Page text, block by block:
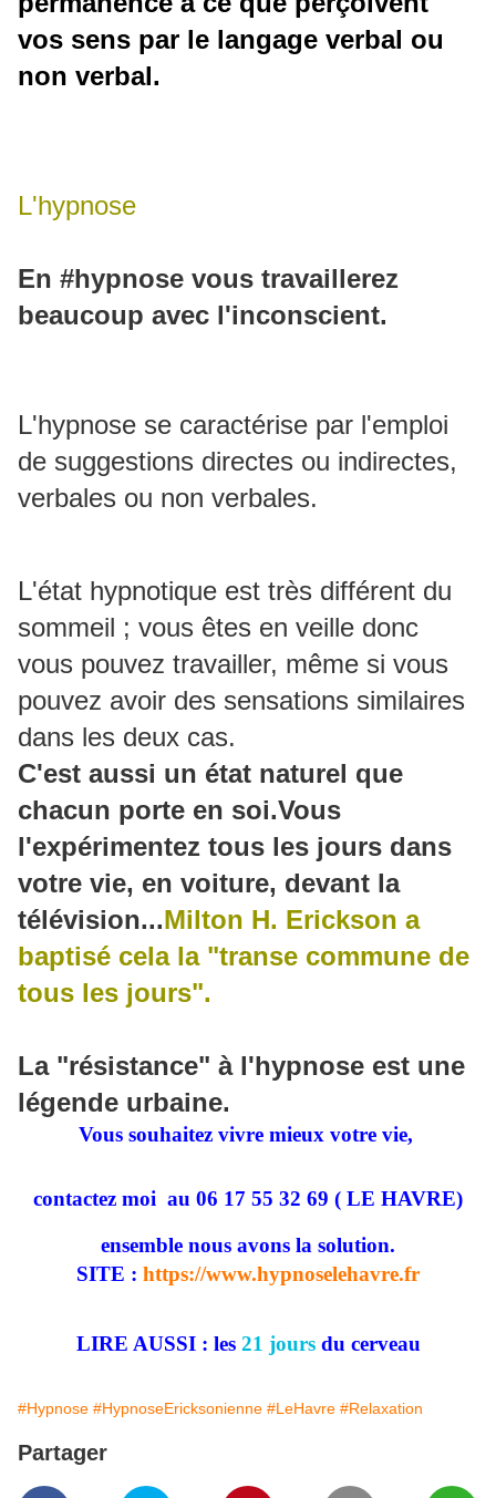
vos sens par le langage verbal ou
non verbal.
L'hypnose
En #hypnose vous travaillerez
beaucoup avec l'inconscient.
L'hypnose se caractérise par l'emploi
de suggestions directes ou indirectes,
verbales ou non verbales.
L'état hypnotique est très différent du
sommeil ; vous êtes en veille donc
vous pouvez travailler, même si vous
pouvez avoir des sensations similaires
dans les deux cas.
C'est aussi un état naturel que
chacun porte en soi.Vous
l'expérimentez tous les jours dans
votre vie, en voiture, devant la
télévision...Milton H. Erickson a
baptisé cela la "transe commune de
tous les jours".
La "résistance" à l'hypnose est une
légende urbaine.
Vous souhaitez vivre mieux votre vie,
contactez moi au 06 17 55 32 69 ( LE HAVRE)
ensemble nous avons la solution.
SITE : https://www.hypnoselehavre.fr
LIRE AUSSI : les 21 joursdu cerveau
#Hypnose #HypnoseEricksonienne #LeHavre #Relaxation
Partager